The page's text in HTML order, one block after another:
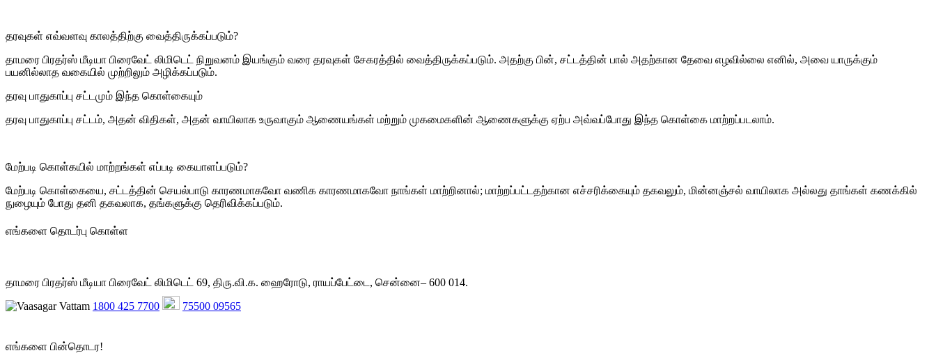
தரவுகள் எவ்வளவு காலத்திற்கு வைத்திருக்கப்படும்?
தாமரை பிரதர்ஸ் மீடியா பிரைவேட் லிமிடெட் நிறுவனம் இயங்கும் வரை தரவுகள் சேகரத்தில் வைத்திருக்கப்படும். அதற்கு பின், சட்டத்தின் பால் அதற்கான தேவை எழவில்லை எனில், அவை யாருக்கும்
பயனில்லாத வகையில் முற்றிலும் அழிக்கப்படும்.
தரவு பாதுகாப்பு சட்டமும் இந்த கொள்கையும்
தரவு பாதுகாப்பு சட்டம், அதன் விதிகள், அதன் வாயிலாக உருவாகும் ஆணையங்கள் மற்றும் முகமைகளின் ஆணைகளுக்கு ஏற்ப அவ்வப்போது இந்த கொள்கை மாற்றப்படலாம்.
மேற்படி கொள்கயில் மாற்றங்கள் எப்படி கையாளப்படும்?
மேற்படி கொள்கையை, சட்டத்தின் செயல்பாடு காரணமாகவோ வணிக காரணமாகவோ நாங்கள் மாற்றினால்; மாற்றப்பட்டதற்கான எச்சரிக்கையும் தகவலும், மின்னஞ்சல் வாயிலாக அல்லது தாங்கள் கணக்கில்
நுழையும் போது தனி தகவலாக, தங்களுக்கு தெரிவிக்கப்படும்.
எங்களை தொடர்பு கொள்ள
தாமரை பிரதர்ஸ் மீடியா பிரைவேட் லிமிடெட் 69, திரு.வி.க. ஹைரோடு, ராயப்பேட்டை, சென்னை– 600 014.
1800 425 7700
75500 09565
எங்களை பின்தொடர!